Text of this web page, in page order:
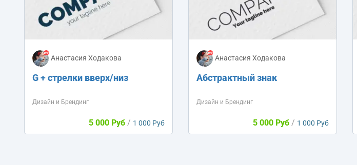
Анастасия Ходакова
G + стрелки вверх/низ
Дизайн и Брендинг
5 000 Руб / 1 000 Руб
Анастасия Ходакова
Абстрактный знак
Дизайн и Брендинг
5 000 Руб / 1 000 Руб